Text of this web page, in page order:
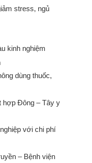
stress, ngủ
kinh nghiệm
dùng thuốc,
hợp Đông – Tây y
với chi phí
– Bệnh viện